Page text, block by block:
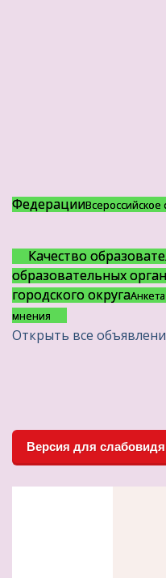
ФедерацииВсероссийское
Качество
образовательных
городского округа
мнения
Открыть все
Версия для